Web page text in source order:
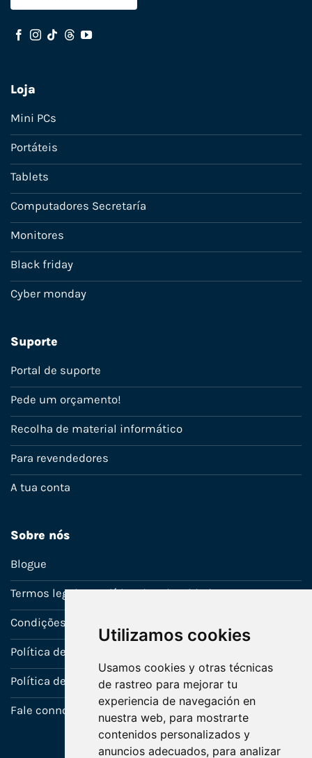
Utilizamos cookies
Usamos cookies y otras técnicas
de rastreo para mejorar tu
experiencia de navegación en
nuestra web, para mostrarte
contenidos personalizados y
anuncios adecuados, para analizar
Loja
Mini PCs
Portáteis
Tablets
Computadores Secretaría
Monitores
Black friday
Cyber monday
Suporte
Portal de suporte
Pede um orçamento!
Recolha de material informático
Para revendedores
A tua conta
Sobre nós
Blogue
Termos legais e política de privacidade
Condições de venda
Política de Garantia
Política de utilização de cookies
Fale connosco